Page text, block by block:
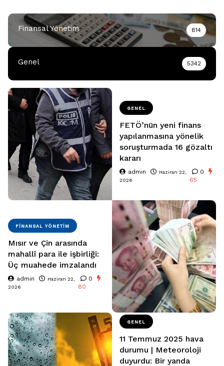
Finansal Yönetim 814
Genel 5342
GENEL
FETÖ’nün yeni finans
yapılanmasına yönelik
soruşturmada 16 gözaltı
kararı
admin
Haziran 22,
2026
0
65
FINANSAL YÖNETIM
Mısır ve Çin arasında
mahallî para ile işbirliği:
Üç muahede imzalandı
admin
Haziran 22,
2026
0
80
GENEL
11 Temmuz 2025 hava
durumu | Meteoroloji
duyurdu: Bir yanda